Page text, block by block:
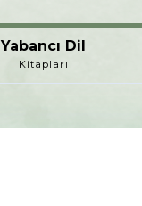
Yabancı Dil
Kitapları